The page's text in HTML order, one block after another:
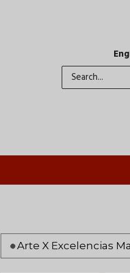
Arte X Excelencias
Pagination